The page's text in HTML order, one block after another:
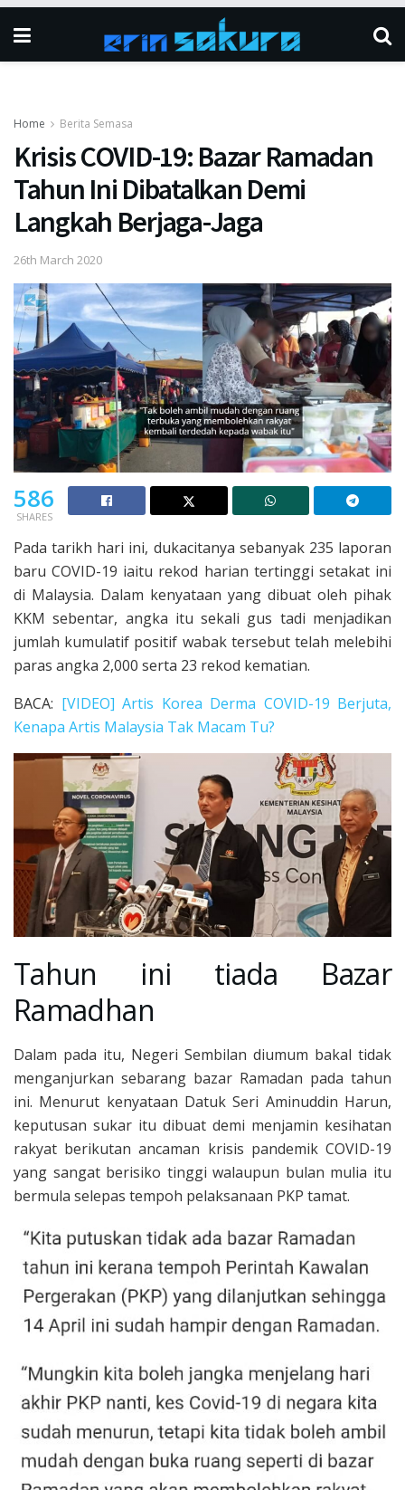
Home Berita Semasa
Krisis COVID-19: Bazar Ramadan
Tahun Ini Dibatalkan Demi
Langkah Berjaga-Jaga
26th March 2020
586
SHARES
Pada tarikh hari ini, dukacitanya sebanyak 235 laporan
baru COVID-19 iaitu rekod harian tertinggi setakat ini
di Malaysia. Dalam kenyataan yang dibuat oleh pihak
KKM sebentar, angka itu sekali gus tadi menjadikan
jumlah kumulatif positif wabak tersebut telah melebihi
paras angka 2,000 serta 23 rekod kematian.
BACA: [VIDEO] Artis Korea Derma COVID-19 Berjuta,
Kenapa Artis Malaysia Tak Macam Tu?
Tahun ini tiada Bazar
Ramadhan
Dalam pada itu, Negeri Sembilan diumum bakal tidak
menganjurkan sebarang bazar Ramadan pada tahun
ini. Menurut kenyataan Datuk Seri Aminuddin Harun,
keputusan sukar itu dibuat demi menjamin kesihatan
rakyat berikutan ancaman krisis pandemik COVID-19
yang sangat berisiko tinggi walaupun bulan mulia itu
bermula selepas tempoh pelaksanaan PKP tamat.